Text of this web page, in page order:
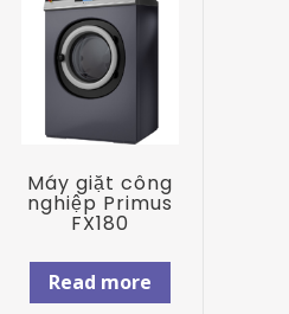
Máy giặt công
nghiệp Primus
FX180
Read more